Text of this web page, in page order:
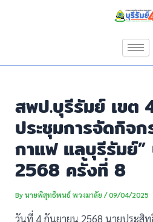
สพป.บุรีรัมย์ เขต
ประชุมการจัดกิจ
กาแฟ แลบุรีรัมย์”
2568 ครั้งที่ 8
Byนายพิสุทธิพนธ์ พวงมาลัย/09/04/2025
วันที่ 4 กันยายน 2568 นายประสิ